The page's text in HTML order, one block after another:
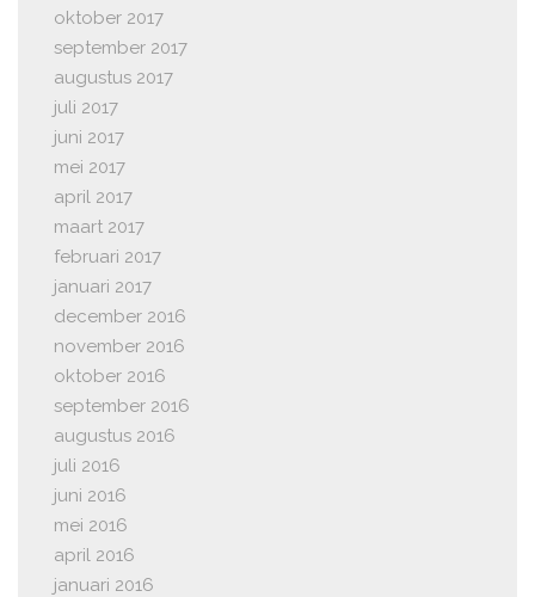
oktober 2017
september 2017
augustus 2017
juli 2017
juni 2017
mei 2017
april 2017
maart 2017
februari 2017
januari 2017
december 2016
november 2016
oktober 2016
september 2016
augustus 2016
juli 2016
juni 2016
mei 2016
april 2016
januari 2016